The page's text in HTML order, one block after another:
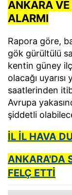
ANKARA
ALARMI
Rapora göre,
gök gürültülü
kentin güney
olacağı
saatlerinden
Avrupa
şiddetli
İL İL HAVA
ANKARA'DA
FELÇ ETTİ